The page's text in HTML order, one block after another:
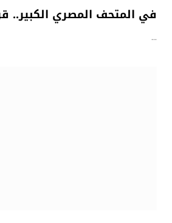
في المتحف المصري الكبير..
…